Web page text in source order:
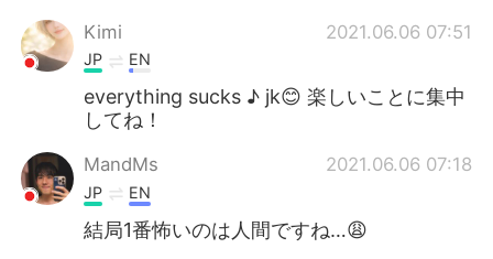
Türkçe
Português
Kimi 2021.06.06 07:51
JP EN
everything sucks ♪ jk😊 楽しいことに集中
してね！
MandMs 2021.06.06 07:18
JP EN
結局1番怖いのは人間ですね…😩